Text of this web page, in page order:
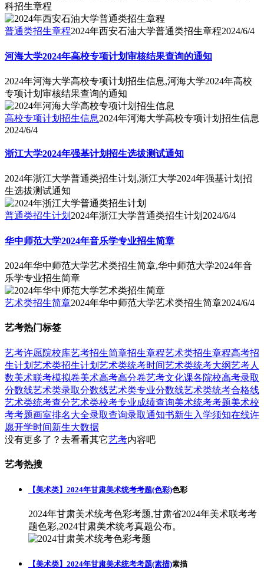
科招生章程
普通类招生章程2024年西安石油大学普通类招生章程2024/6/4
河海大学2024年高校专项计划审核结果查询的通知
2024年河海大学高校专项计划招生信息,河海大学2024年高校
专项计划审核结果查询的通知
高校专项计划招生信息2024年河海大学高校专项计划招生信息
2024/6/4
浙江大学2024年强基计划招生选拔测试通知
2024年浙江大学普通类招生计划,浙江大学2024年强基计划招
生选拔测试通知
普通类招生计划 2024年浙江大学普通类招生计划 2024/6/4
华中师范大学2024年音乐学专业招生简章
2024年华中师范大学艺术类招生简章,华中师范大学2024年音
乐学专业招生简章
艺术类招生简章2024年华中师范大学艺术类招生简章2024/6/4
艺考热门标签
艺考许愿院校库艺考招生简章招生章程艺术类招生章程高考招
生计划 艺术类招生计划 艺术类统考时间艺术类统考大纲艺考人
数美术联考模拟卷美术高考高分卷艺考文化课各院校高考录取
分数线艺术类录取分数线艺术类专业分数线艺术类统考合格线
艺术类统考查分艺术类校考专业成绩查询美术统考考题美术校
考考题画室排名大全录取查询录取通知书新生入学须知在线许
愿开学时间新生大数据
没有更多了？去看看其它艺考内容吧
艺考热搜
【美术类】2024年甘肃美术统考考题(色彩)色彩
2024年甘肃美术统考色彩考题,甘肃省2024年美术联考考
题色彩,2024甘肃美术统考真题公布。
【美术类】2024年甘肃美术统考考题(素描)素描